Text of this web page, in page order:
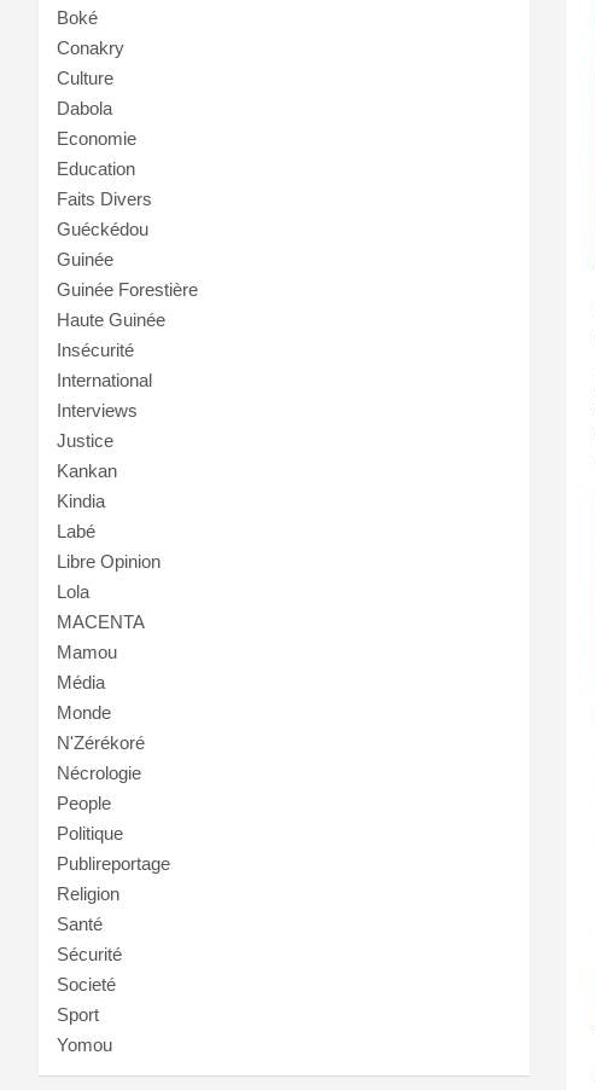
Boké
Conakry
Culture
Dabola
Economie
Education
Faits Divers
Guéckédou
Guinée
Guinée Forestière
Haute Guinée
Insécurité
International
Interviews
Justice
Kankan
Kindia
Labé
Libre Opinion
Lola
MACENTA
Mamou
Média
Monde
N'Zérékoré
Nécrologie
People
Politique
Publireportage
Religion
Santé
Sécurité
Societé
Sport
Yomou